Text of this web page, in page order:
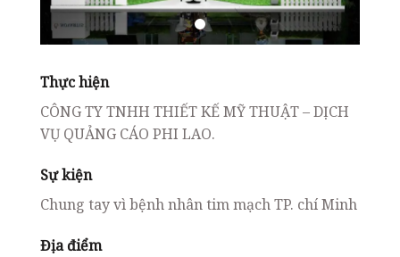
Thực hiện
CÔNG TY TNHH THIẾT KẾ MỸ THUẬT – DỊCH
VỤ QUẢNG CÁO PHI LAO.
Sự kiện
Chung tay vì bệnh nhân tim mạch TP. chí Minh
Địa điểm